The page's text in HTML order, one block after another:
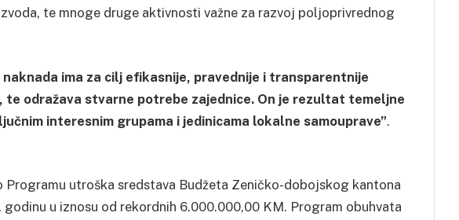
te mnoge druge aktivnosti važne za razvoj poljoprivrednog
ima za cilj efikasnije, pravednije i transparentnije
odražava stvarne potrebe zajednice. On je rezultat temeljne
interesnim grupama i jedinicama lokalne samouprave”.
Programu utroška sredstava Budžeta Zeničko-dobojskog kantona
u iznosu od rekordnih 6.000.000,00 KM. Program obuhvata